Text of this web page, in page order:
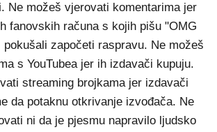
Ne možeš vjerovati komentarima jer
fanovskih računa s kojih pišu "OMG
započeti raspravu. Ne možeš
s YouTubea jer ih izdavači kupuju.
streaming brojkama jer izdavači
da potaknu otkrivanje izvođača. Ne
ni da je pjesmu napravilo ljudsko